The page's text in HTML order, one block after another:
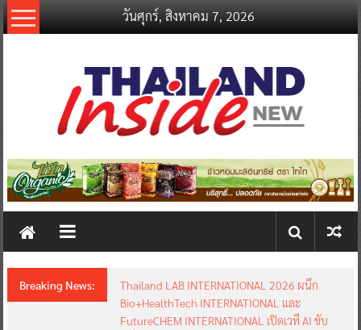
Skip
to
วันศุกร์, สิงหาคม 7, 2026
thailandinsidenew.com
Thailand
New
Breaking News:
Thailand LAB INTERNATIONAL 2026 ผนึก
Bio+HealthTech INTERNATIONAL และ
FutureCHEM INTERNATIONAL เปิดเวที AI ขับ